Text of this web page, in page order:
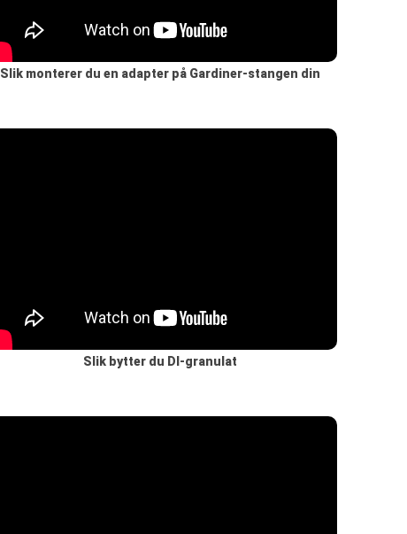
Slik monterer du en adapter på Gardiner-stangen din
Slik bytter du DI-granulat